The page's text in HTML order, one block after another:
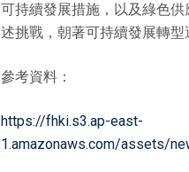
可持續發展措施，以及綠色
述挑戰，朝著可持續發展轉型
參考資料：
https://fhki.s3.ap-east-
1.amazonaws.com/assets/